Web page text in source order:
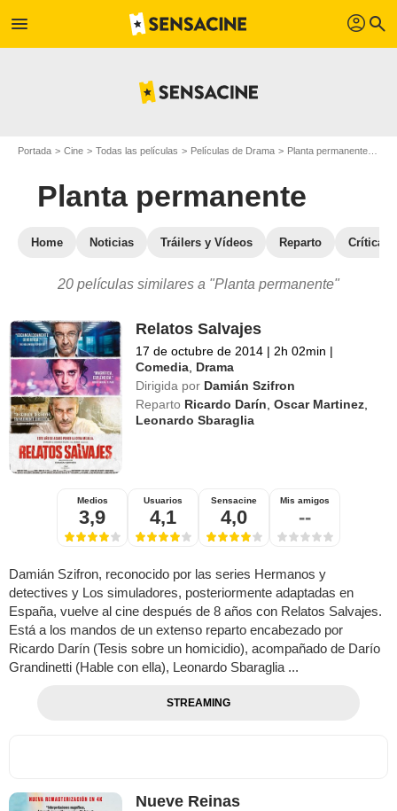
menu profil search
Portada Cine Todas las películas Películas de Drama Planta permanente
Planta permanente
Home Noticias Tráilers y Vídeos Reparto Críticas
20 películas similares a "Planta permanente"
Relatos Salvajes
17 de octubre de 2014 | 2h 02min |
Comedia Drama
Dirigida por Damián Szifron
Reparto Ricardo Darín ,Oscar Martinez
Leonardo Sbaraglia
Medios
3,9
Usuarios
4,1
Sensacine
4,0
Mis amigos
--
Damián Szifron, reconocido por las series Hermanos y
detectives y Los simuladores, posteriormente adaptadas en
España, vuelve al cine después de 8 años con Relatos Salvajes.
Está a los mandos de un extenso reparto encabezado por
Ricardo Darín (Tesis sobre un homicidio), acompañado de Darío
Grandinetti (Hable con ella), Leonardo Sbaraglia ...
STREAMING
Nueve Reinas